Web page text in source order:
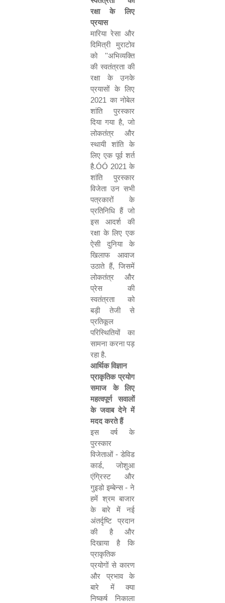
रक्षा के लिए
प्रयास
मारिया रेसा और
दिमित्री मुराटोव
को ''अभिव्यक्ति
की स्वतंत्रता की
रक्षा के उनके
प्रयासों के लिए
2021 का नोबेल
शांति पुरस्कार
दिया गया है,जो
लोकतंत्र और
स्थायी शांति के
लिए एक पूर्व शर्त
है.ÓÓ 2021 के
शांति पुरस्कार
विजेता उन सभी
पत्रकारों के
प्रतिनिधि हैं जो
इस आदर्श की
रक्षा के लिए एक
ऐसी दुनिया के
खिलाफ आवाज
उठाते हैं, जिसमें
लोकतंत्र और
प्रेस की
स्वतंत्रता को
बड़ी तेजी से
प्रतिकूल
परिस्थितियों का
सामना करना पड़
रहा है.
आर्थिक विज्ञान
प्राकृतिक प्रयोग
समाज के लिए
महत्वपूर्ण सवालों
के जवाब देने में
मदद करते हैं
इस वर्ष के
पुरस्कार
विजेताओं - डेविड
कार्ड, जोशुआ
एंग्रिस्ट और
गुइडो इम्बेन्स-ने
हमें श्रम बाजार
के बारे में नई
अंतर्दृष्टि प्रदान
की है और
दिखाया है कि
प्राकृतिक
प्रयोगों से कारण
और प्रभाव के
बारे में क्या
निष्कर्ष निकाला